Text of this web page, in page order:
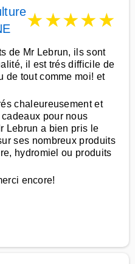
★★★★★
de Mr Lebrun, ils sont
il est trés difficile de
de tout comme moi! et
chaleureusement et
pour nous
Lebrun a bien pris le
ses nombreux produits
hydromiel ou produits
encore!